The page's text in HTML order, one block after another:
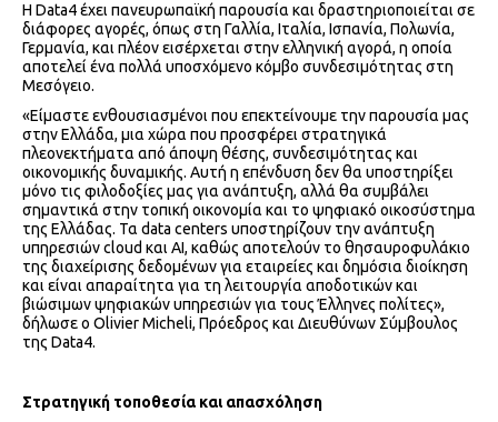
Η Data4 έχει πανευρωπαϊκή παρουσία και δραστηριοποιείται σε
διάφορες αγορές, όπως στη Γαλλία, Ιταλία, Ισπανία, Πολωνία,
Γερμανία, και πλέον εισέρχεται στην ελληνική αγορά, η οποία
αποτελεί ένα πολλά υποσχόμενο κόμβο συνδεσιμότητας στη
Μεσόγειο.
«Είμαστε ενθουσιασμένοι που επεκτείνουμε την παρουσία μας
στην Ελλάδα, μια χώρα που προσφέρει στρατηγικά
πλεονεκτήματα από άποψη θέσης, συνδεσιμότητας και
οικονομικής δυναμικής. Αυτή η επένδυση δεν θα υποστηρίξει
μόνο τις φιλοδοξίες μας για ανάπτυξη, αλλά θα συμβάλει
σημαντικά στην τοπική οικονομία και το ψηφιακό οικοσύστημα
της Ελλάδας. Τα data centers υποστηρίζουν την ανάπτυξη
υπηρεσιών cloud και AI, καθώς αποτελούν το θησαυροφυλάκιο
της διαχείρισης δεδομένων για εταιρείες και δημόσια διοίκηση
και είναι απαραίτητα για τη λειτουργία αποδοτικών και
βιώσιμων ψηφιακών υπηρεσιών για τους Έλληνες πολίτες»,
δήλωσε ο Olivier Micheli, Πρόεδρος και Διευθύνων Σύμβουλος
της Data4.
Στρατηγική τοποθεσία και απασχόληση